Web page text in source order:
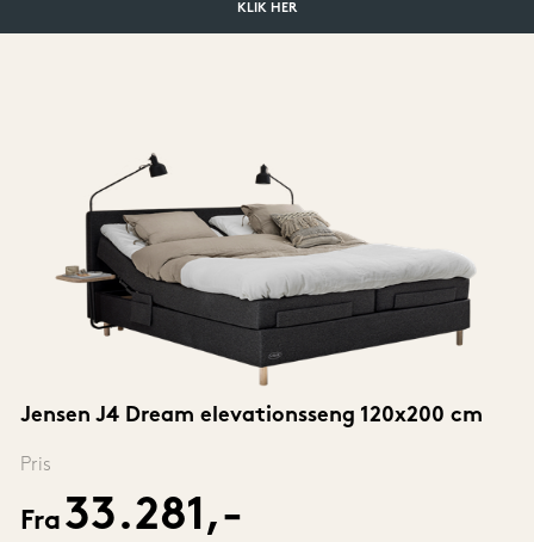
KLIK HER
Jensen J4 Dream elevationsseng 120x200 cm
Pris
Fra 33.281,-